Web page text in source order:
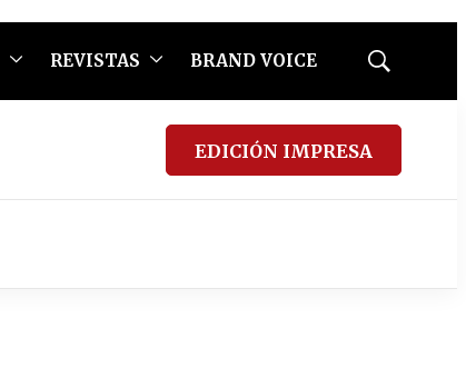
REVISTAS BRAND VOICE
Mostrar
EDICIÓN IMPRESA